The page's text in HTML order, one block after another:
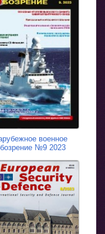
военное
№9 2023